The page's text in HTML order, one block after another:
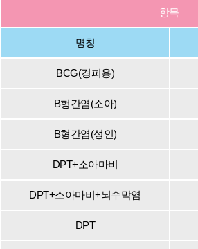
항목
명칭
BCG(경피용)
B형간염(소아)
B형간염(성인)
DPT+소아마비
DPT+소아마비+뇌수막염
DPT